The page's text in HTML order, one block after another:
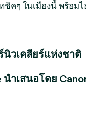
คๆ ในเมืองนี้ พร้อม
วเคลียร์แห่งชาติ
ำเสนอโดย